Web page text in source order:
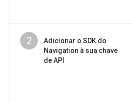
2
Adicionar o SDK do
Navigation à sua chave
de API